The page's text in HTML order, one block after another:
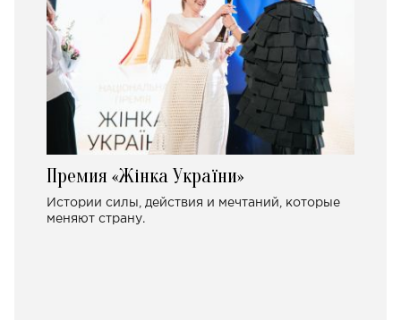
Премия «Жінка України»
Истории силы, действия и мечтаний, которые
меняют страну.